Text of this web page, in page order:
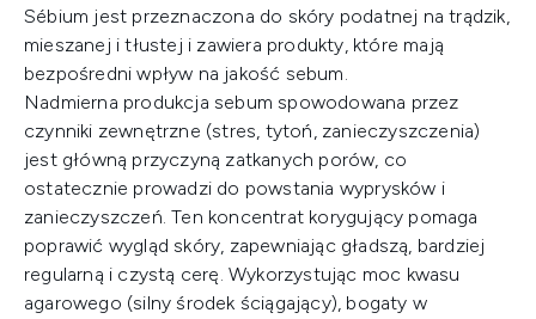
Sébium jest przeznaczona do skóry podatnej na trądzik,
mieszanej i tłustej i zawiera produkty, które mają
bezpośredni wpływ na jakość sebum.
Nadmierna produkcja sebum spowodowana przez
czynniki zewnętrzne (stres, tytoń, zanieczyszczenia)
jest główną przyczyną zatkanych porów, co
ostatecznie prowadzi do powstania wyprysków i
zanieczyszczeń. Ten koncentrat korygujący pomaga
poprawić wygląd skóry, zapewniając gładszą, bardziej
regularną i czystą cerę. Wykorzystując moc kwasu
agarowego (silny środek ściągający), bogaty w